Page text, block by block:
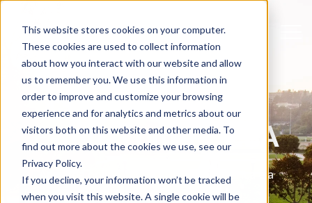
This website stores cookies on your computer.
These cookies are used to collect information
about how you interact with our website and allow
us to remember you. We use this information in
order to improve and customize your browsing
experience and for analytics and metrics about our
visitors both on this website and other media. To
find out more about the cookies we use, see our
Privacy Policy.
If you decline, your information won’t be tracked
when you visit this website. A single cookie will be
Estuda com a UCLA
Aprenda online com a Au Pair in America e a
mundialmente famosa UCLA.